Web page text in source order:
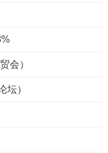
会）
坛）